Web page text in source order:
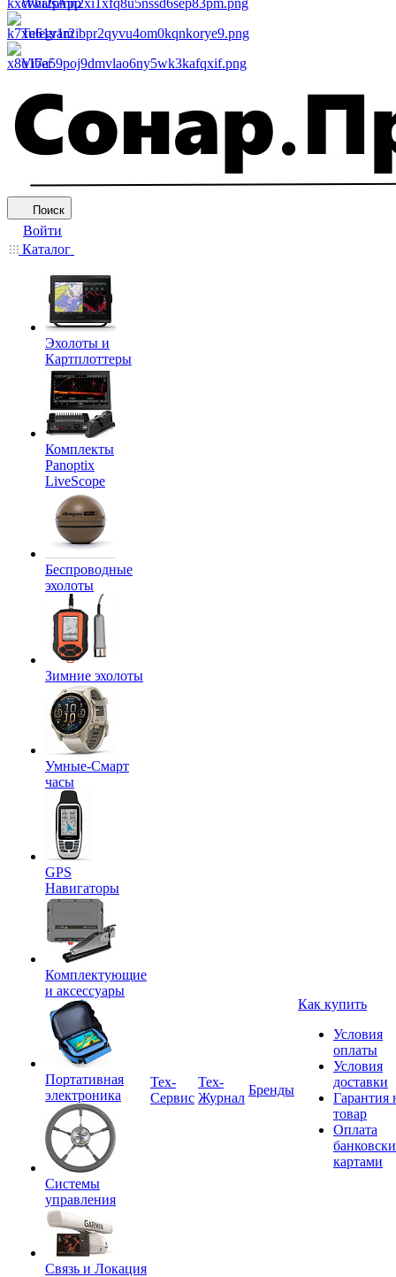
WhatsApp
Telegram
Viber
Поиск
Войти
Каталог
Эхолоты и
Картплоттеры
Комплекты
Panoptix
LiveScope
Беспроводные
эхолоты
Зимние эхолоты
Умные-Смарт
часы
GPS
Навигаторы
Комплектующие
и аксессуары
Портативная
электроника
Системы
управления
Связь и Локация
Tex-
Сервис
Тех-
Журнал
Бренды
Как купить
Условия
оплаты
Условия
доставки
Гарантия
товар
Оплата
картами